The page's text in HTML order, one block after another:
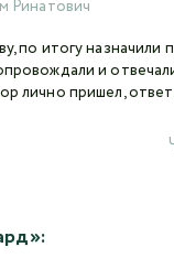
Ринатович
по итогу
и
лично пришел,